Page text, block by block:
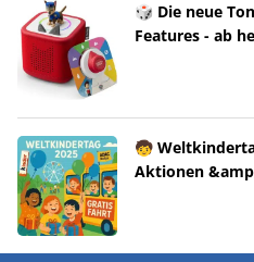
🎲 Die neue
Features - ab
🧒
Aktionen